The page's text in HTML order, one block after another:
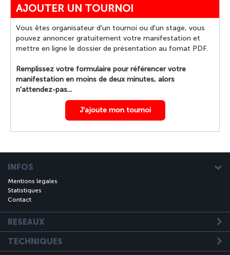
AJOUTER UN TOURNOI
Vous êtes organisateur d'un tournoi ou d'un stage, vous
pouvez annoncer gratuitement votre manifestation et
mettre en ligne le dossier de présentation au fomat PDF.
Remplissez votre formulaire pour référencer votre
manifestation en moins de deux minutes, alors
n'attendez-pas...
J'ajoute mon tournoi
INFOS
Mentions légales
Statistiques
Contact
RESEAUX
TECHNIQUES